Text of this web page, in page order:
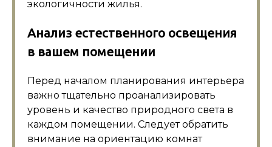
экологичности жилья.
Анализ естественного освещения
в вашем помещении
Перед началом планирования интерьера
важно тщательно проанализировать
уровень и качество природного света в
каждом помещении. Следует обратить
внимание на ориентацию комнат